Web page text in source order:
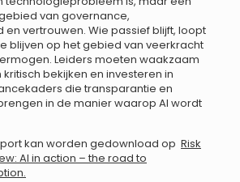
van governance,
en vertrouwen. Wie passief blijft, loopt
blijven op het gebied van veerkracht
Leiders moeten waakzaam
kritisch bekijken en investeren in
die transparantie en
in de manier waarop AI wordt
kan worden gedownload op Risk
AI in action – the road to